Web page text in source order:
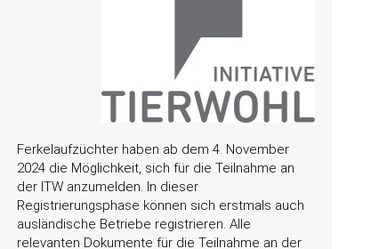
Ferkelaufzüchter haben ab dem 4. November
2024 die Möglichkeit, sich für die Teilnahme an
der ITW anzumelden. In dieser
Registrierungsphase können sich erstmals auch
ausländische Betriebe registrieren. Alle
relevanten Dokumente für die Teilnahme an der